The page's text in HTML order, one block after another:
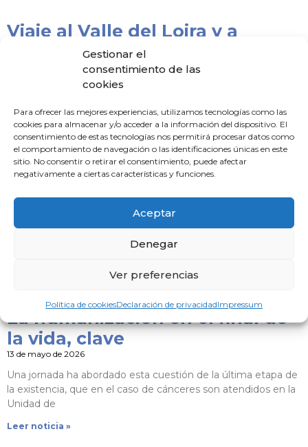
Gestionar el
consentimiento de las
cookies
Para ofrecer las mejores experiencias, utilizamos tecnologías como las
cookies para almacenar y/o acceder a la información del dispositivo. El
consentimiento de estas tecnologías nos permitirá procesar datos como
el comportamiento de navegación o las identificaciones únicas en este
sitio. No consentir o retirar el consentimiento, puede afectar
negativamente a ciertas características y funciones.
Aceptar
Denegar
Ver preferencias
Política de cookiesDeclaración de privacidadImpressum
Viaje al Valle del Loira y a
Normandía
15 de mayo de 2026
De conformidad con el convenio de colaboración que el COM
promociona este fabuloso viaje al Valle del
Leer noticia »
Jornadas de Osteoporosis en el
Hospital Juan Ramón Jiménez
11 de junio de 2026, de 16h a 20h, en el Salón de Actos del
Hospital Juan Ramón Jiménez de Huelva
La humanización en el final de
la vida, clave
13 de mayo de 2026
Una jornada ha abordado esta cuestión de la última etapa de
la existencia, que en el caso de cánceres son atendidos en la
Unidad de
Leer noticia »